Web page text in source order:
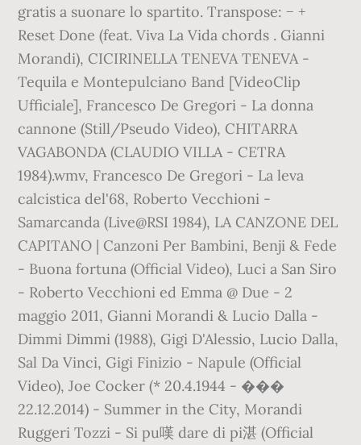
gratis a suonare lo spartito. Transpose: − +
Reset Done (feat. Viva La Vida chords . Gianni
Morandi), CICIRINELLA TENEVA TENEVA -
Tequila e Montepulciano Band [VideoClip
Ufficiale], Francesco De Gregori - La donna
cannone (Still/Pseudo Video), CHITARRA
VAGABONDA (CLAUDIO VILLA - CETRA
1984).wmv, Francesco De Gregori - La leva
calcistica del'68, Roberto Vecchioni -
Samarcanda (Live@RSI 1984), LA CANZONE DEL
CAPITANO | Canzoni Per Bambini, Benji & Fede
- Buona fortuna (Official Video), Luci a San Siro
- Roberto Vecchioni ed Emma @ Due - 2
maggio 2011, Gianni Morandi & Lucio Dalla -
Dimmi Dimmi (1988), Gigi D'Alessio, Lucio Dalla,
Sal Da Vinci, Gigi Finizio - Napule (Official
Video), Joe Cocker (* 20.4.1944 - ���
22.12.2014) - Summer in the City, Morandi
Ruggeri Tozzi - Si pu嘆 dare di pi湛 (Official